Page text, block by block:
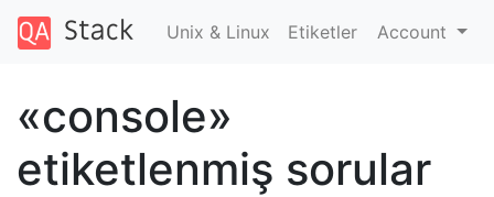
Unix & Linux Etiketler Account
«console»
etiketlenmiş sorular